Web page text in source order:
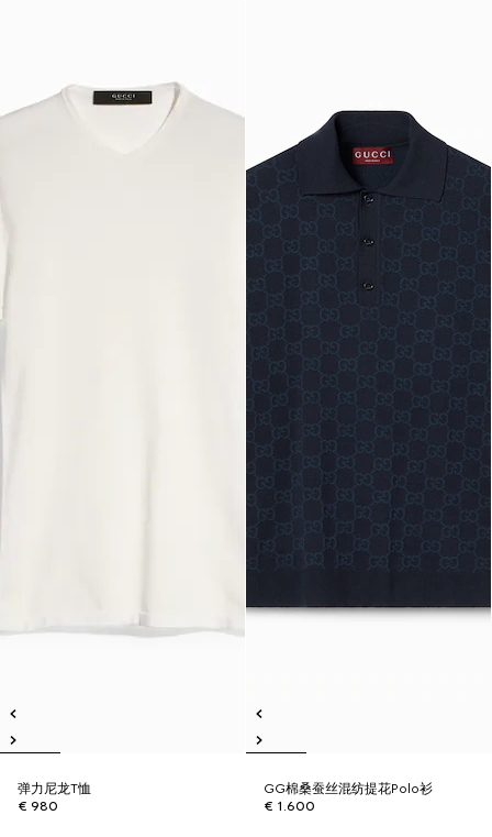
弹力尼龙T恤
€ 980
GG棉桑蚕丝混纺提花Polo衫
€ 1.600